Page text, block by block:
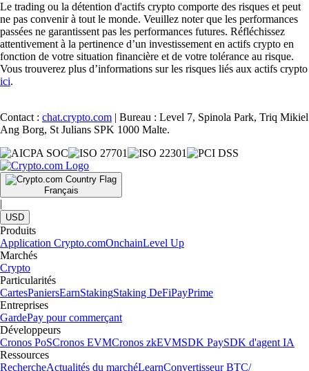
Le trading ou la détention d'actifs crypto comporte des risques et peut
ne pas convenir à tout le monde. Veuillez noter que les performances
passées ne garantissent pas les performances futures. Réfléchissez
attentivement à la pertinence d’un investissement en actifs crypto en
fonction de votre situation financière et de votre tolérance au risque.
Vous trouverez plus d’informations sur les risques liés aux actifs crypto
ici.
Contact : chat.crypto.com | Bureau : Level 7, Spinola Park, Triq Mikiel
Ang Borg, St Julians SPK 1000 Malte.
Français
|
USD
Produits
Application Crypto.comOnchainLevel Up
Marchés
Crypto
Particularités
CartesPaniersEarnStakingStaking DeFiPayPrime
Entreprises
GardePay pour commerçant
Développeurs
Cronos PoSCronos EVMCronos zkEVMSDK PaySDK d'agent IA
Ressources
RechercheActualités du marchéLearnConvertisseur BTC/